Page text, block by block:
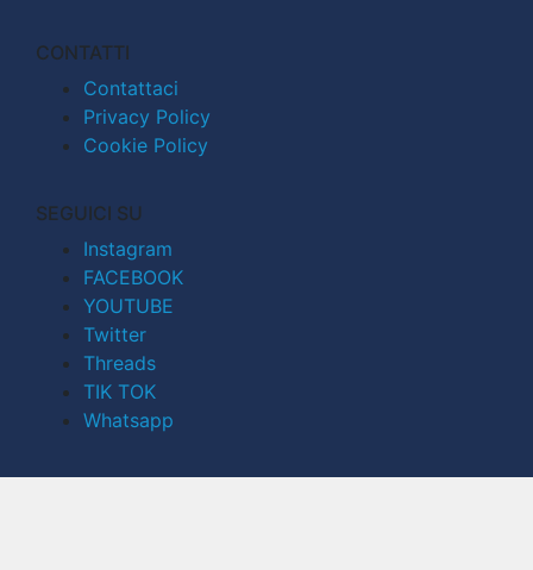
CONTATTI
Contattaci
Privacy Policy
Cookie Policy
SEGUICI SU
Instagram
FACEBOOK
YOUTUBE
Twitter
Threads
TIK TOK
Whatsapp